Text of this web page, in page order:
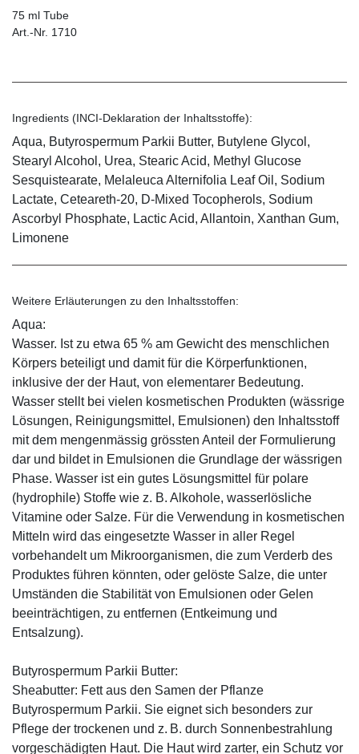
75 ml Tube
Art.-Nr. 1710
Ingredients (INCI-Deklaration der Inhaltsstoffe):
Aqua, Butyrospermum Parkii Butter, Butylene Glycol,
Stearyl Alcohol, Urea, Stearic Acid, Methyl Glucose
Sesquistearate, Melaleuca Alternifolia Leaf Oil, Sodium
Lactate, Ceteareth-20, D-Mixed Tocopherols, Sodium
Ascorbyl Phosphate, Lactic Acid, Allantoin, Xanthan Gum,
Limonene
Weitere Erläuterungen zu den Inhaltsstoffen:
Aqua:
Wasser. Ist zu etwa 65 % am Gewicht des menschlichen
Körpers beteiligt und damit für die Körperfunktionen,
inklusive der der Haut, von elementarer Bedeutung.
Wasser stellt bei vielen kosmetischen Produkten (wässrige
Lösungen, Reinigungsmittel, Emulsionen) den Inhaltsstoff
mit dem mengenmässig grössten Anteil der Formulierung
dar und bildet in Emulsionen die Grundlage der wässrigen
Phase. Wasser ist ein gutes Lösungsmittel für polare
(hydrophile) Stoffe wie z. B. Alkohole, wasserlösliche
Vitamine oder Salze. Für die Verwendung in kosmetischen
Mitteln wird das eingesetzte Wasser in aller Regel
vorbehandelt um Mikroorganismen, die zum Verderb des
Produktes führen könnten, oder gelöste Salze, die unter
Umständen die Stabilität von Emulsionen oder Gelen
beeinträchtigen, zu entfernen (Entkeimung und
Entsalzung).
Butyrospermum Parkii Butter:
Sheabutter: Fett aus den Samen der Pflanze
Butyrospermum Parkii. Sie eignet sich besonders zur
Pflege der trockenen und z. B. durch Sonnenbestrahlung
vorgeschädigten Haut. Die Haut wird zarter, ein Schutz vor